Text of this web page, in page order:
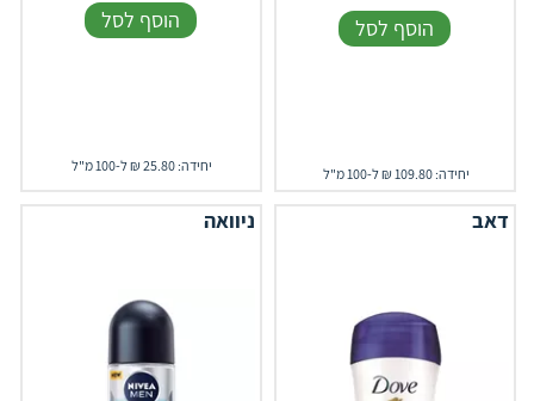
הוסף לסל
יחידה: 109.80 ₪ ל-100 מ"ל
הוסף לסל
יחידה: 25.80 ₪ ל-100 מ"ל
דאב ניוואה